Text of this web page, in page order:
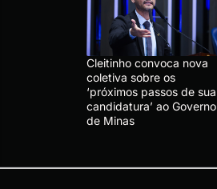
Cleitinho convoca nova
coletiva sobre os
‘próximos passos de sua
candidatura’ ao Governo
de Minas